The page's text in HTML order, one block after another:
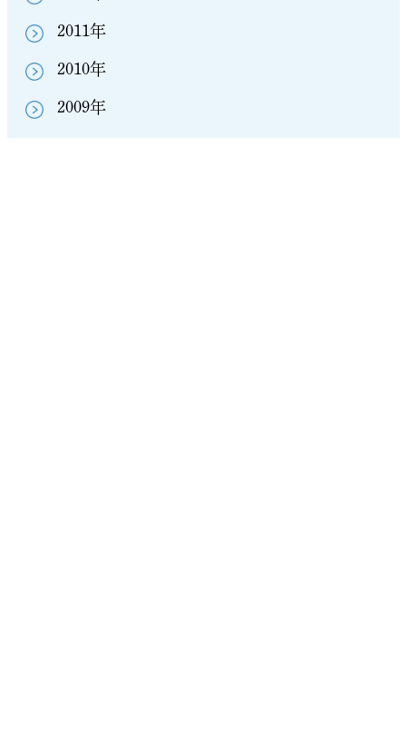
2011年
2010年
2009年